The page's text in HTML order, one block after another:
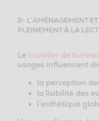
2- L’AMÉNAGEMENT
PLEINEMENT À LA
Le mobilier de bureau
usages influencent
la perception
la lisibilité des
l’esthétique